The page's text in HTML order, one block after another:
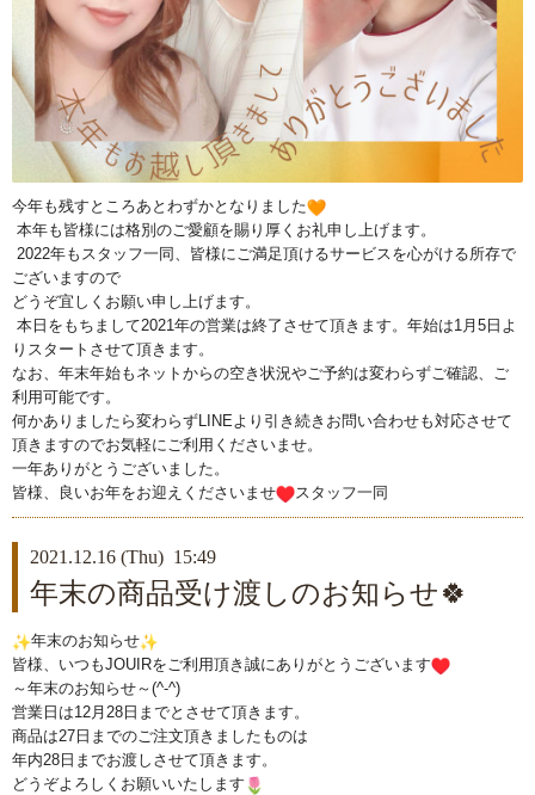
今年も残すところあとわずかとなりました
本年も皆様には格別のご愛顧を賜り厚くお礼申し上げます。
2022年もスタッフ一同、皆様にご満足頂けるサービスを心がける所存で
ございますので
どうぞ宜しくお願い申し上げます。
本日をもちまして2021年の営業は終了させて頂きます。 年始は1月5日よ
りスタートさせて頂きます。
なお、年末年始も ネットからの空き状況やご予約は変わらずご確認、ご
利用可能です。
何かありましたら変わらずLINEより 引き続きお問い合わせも対応させて
頂きますのでお気軽にご利用く ださいませ。
一年ありがとうございました。
皆様、良いお年をお迎えくださいませ
スタッフ一同
2021.12.16 (Thu) 15:49
年末の商品受け渡しのお知らせ🍀
年末のお知らせ
皆様、いつもJOUIRをご利用頂き誠にありがとうございます
～年末のお知らせ～(^-^)
営業日は12月28日までとさせて頂きます。
商品は27日までのご注文頂きましたものは
年内28日までお渡しさせて頂きます。
どうぞよろしくお願いいたします